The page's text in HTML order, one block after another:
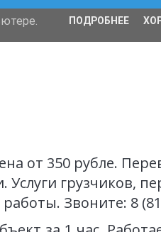
от 350 рубле.
Услуги грузчиков,
Звоните: 8
ПОДРОБНЕЕ